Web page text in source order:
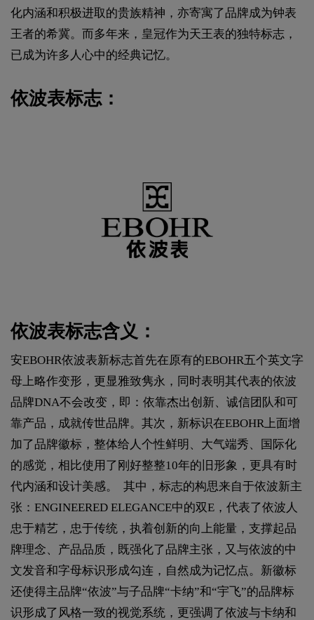
化内涵和积极进取的贵族精神，亦寄寓了品牌成为钟表
王者的希冀。而多年来，皇冠作为天王表的独特标志，
已成为许多人心中的经典记忆。
依波表标志：
依波表标志含义：
安EBOHR依波表新标志首先在原有的EBOHR五个英文字
母上略作变形，更显雅致隽永，同时表明其代表的依波
品牌DNA不会改变，即：依靠杰出创新、诚信团队和可
靠产品，成就传世品牌。其次，新标识在EBOHR上面增
加了品牌徽标，整体给人个性鲜明、大气端秀、国际化
的感觉，相比使用了刚好整整10年的旧形象，更具有时
代内涵和设计美感。 其中，标志的构思来自于依波新主
张：ENGINEERED ELEGANCE中的双E，代表了依波人
忠于精艺，忠于传统，执着创新的向上能量，支撑起品
牌理念、产品品质，既强化了品牌主张，又与依波的中
文发音和字母标识形成勾连，自然成为记忆点。新徽标
还使得主品牌“依波”与子品牌“卡纳”和“宇飞”的品牌标
识形成了风格一致的视觉系统，更强调了依波与卡纳和